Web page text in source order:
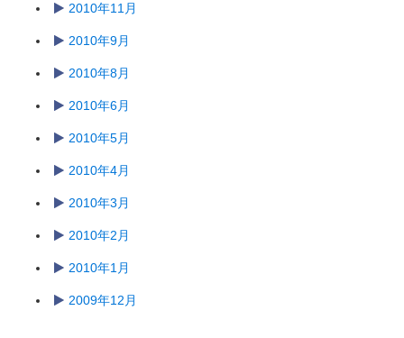
2010年11月
2010年9月
2010年8月
2010年6月
2010年5月
2010年4月
2010年3月
2010年2月
2010年1月
2009年12月